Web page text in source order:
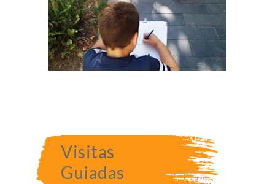
Visitas
Guiadas